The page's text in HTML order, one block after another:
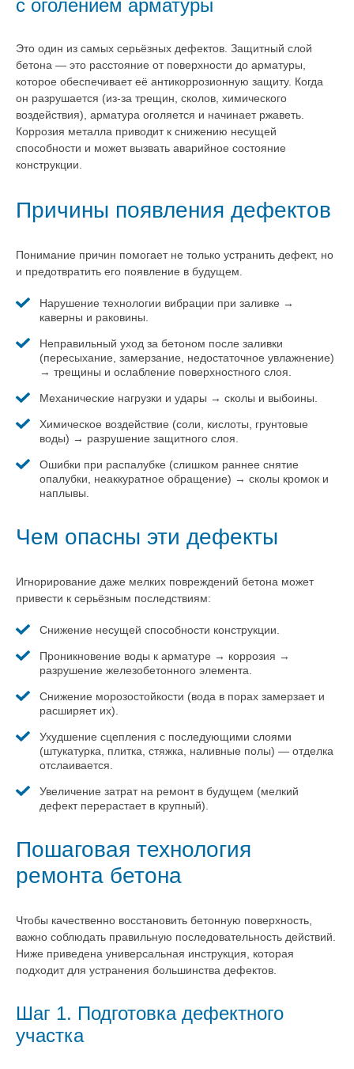
с оголением арматуры
Это один из самых серьёзных дефектов. Защитный слой
бетона — это расстояние от поверхности до арматуры,
которое обеспечивает её антикоррозионную защиту. Когда
он разрушается (из-за трещин, сколов, химического
воздействия), арматура оголяется и начинает ржаветь.
Коррозия металла приводит к снижению несущей
способности и может вызвать аварийное состояние
конструкции.
Причины появления дефектов
Понимание причин помогает не только устранить дефект, но
и предотвратить его появление в будущем.
Нарушение технологии вибрации при заливке →
каверны и раковины.
Неправильный уход за бетоном после заливки
(пересыхание, замерзание, недостаточное увлажнение)
→ трещины и ослабление поверхностного слоя.
Механические нагрузки и удары → сколы и выбоины.
Химическое воздействие (соли, кислоты, грунтовые
воды) → разрушение защитного слоя.
Ошибки при распалубке (слишком раннее снятие
опалубки, неаккуратное обращение) → сколы кромок и
наплывы.
Чем опасны эти дефекты
Игнорирование даже мелких повреждений бетона может
привести к серьёзным последствиям:
Снижение несущей способности конструкции.
Проникновение воды к арматуре → коррозия →
разрушение железобетонного элемента.
Снижение морозостойкости (вода в порах замерзает и
расширяет их).
Ухудшение сцепления с последующими слоями
(штукатурка, плитка, стяжка, наливные полы) — отделка
отслаивается.
Увеличение затрат на ремонт в будущем (мелкий
дефект перерастает в крупный).
Пошаговая технология
ремонта бетона
Чтобы качественно восстановить бетонную поверхность,
важно соблюдать правильную последовательность действий.
Ниже приведена универсальная инструкция, которая
подходит для устранения большинства дефектов.
Шаг 1. Подготовка дефектного
участка